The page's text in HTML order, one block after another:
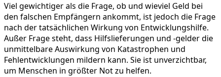
Viel gewichtiger als die Frage, ob und wieviel Geld bei
den falschen Empfängern ankommt, ist jedoch die Frage
nach der tatsächlichen Wirkung von Entwicklungshilfe.
Außer Frage steht, dass Hilfslieferungen und -gelder die
unmittelbare Auswirkung von Katastrophen und
Fehlentwicklungen mildern kann. Sie ist unverzichtbar,
um Menschen in größter Not zu helfen.